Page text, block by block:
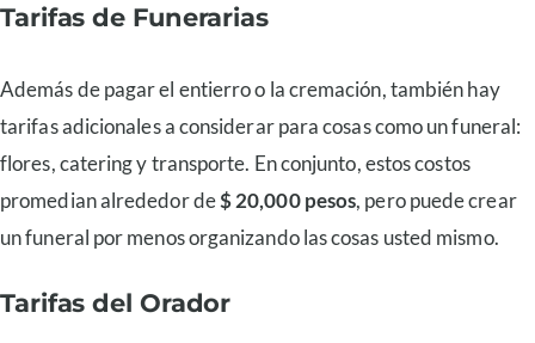
Tarifas de Funerarias
Además de pagar el entierro o la cremación, también hay
tarifas adicionales a considerar para cosas como un funeral:
flores, catering y transporte. En conjunto, estos costos
promedian alrededor de$ 20,000 pesos, pero puede crear
un funeral por menos organizando las cosas usted mismo.
Tarifas del Orador